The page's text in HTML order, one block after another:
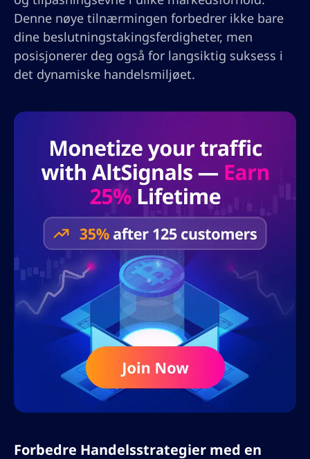
Denne nøye tilnærmingen forbedrer ikke bare
dine beslutningstakingsferdigheter, men
posisjonerer deg også for langsiktig suksess i
det dynamiske handelsmiljøet.
Forbedre Handelsstrategier med en